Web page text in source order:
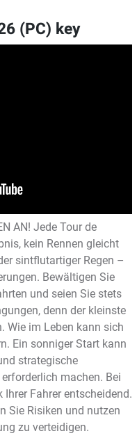
(PC) key
AN! Jede Tour de
kein Rennen gleicht
sintflutartiger Regen –
Bewältigen Sie
und seien Sie stets
denn der kleinste
Wie im Leben kann sich
Ein sonniger Start kann
strategische
machen. Bei
Fahrer entscheidend.
Sie Risiken und nutzen
zu verteidigen.